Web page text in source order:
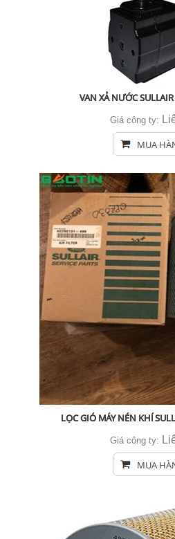
VAN XẢ NƯỚC
Giá công ty:
MUA
LỌC GIÓ MÁY NÉN KHÍ
Giá công ty:
MUA